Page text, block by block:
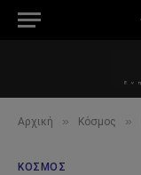
Αρχική » Κόσμος »
ΚΌΣΜΟΣ